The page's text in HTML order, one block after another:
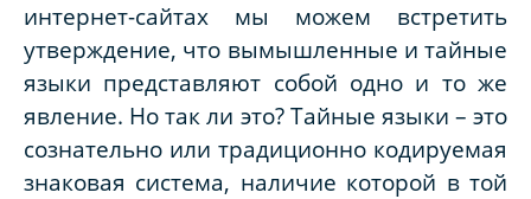
интернет-сайтах мы можем встретить
утверждение, что вымышленные и тайные
языки представляют собой одно и то же
явление. Но так ли это? Тайные языки – это
сознательно или традиционно кодируемая
знаковая система, наличие которой в той